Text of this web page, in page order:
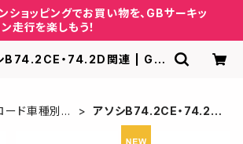
ショッピングでお買い物を、GBサーキッ
走行を楽しもう！
B74.2CE・74.2D関連 | GB
ード車種別パ
アソシB74.2CE・74.2D